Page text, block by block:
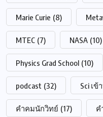
Marie Curie (8)
MTEC (7) NASA (10)
Physics Grad School (10)
podcast (32) Sci เข้
คำคมนักวิทย์ (17) ค